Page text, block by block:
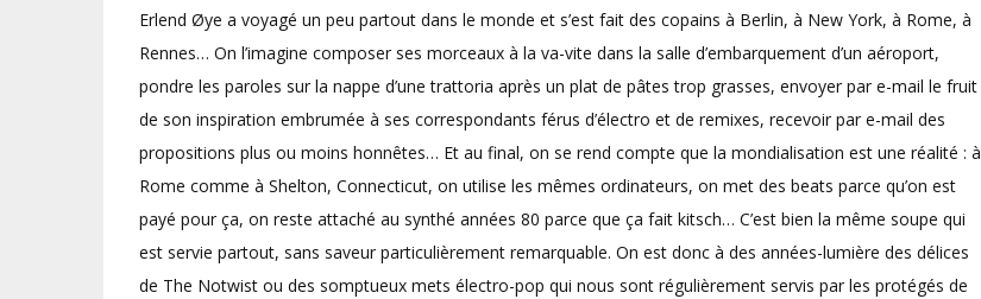
Erlend Øye a voyagé un peu partout dans le monde et s’est fait des copains à Berlin, à New York, à Rome, à
Rennes… On l’imagine composer ses morceaux à la va-vite dans la salle d’embarquement d’un aéroport,
pondre les paroles sur la nappe d’une trattoria après un plat de pâtes trop grasses, envoyer par e-mail le fruit
de son inspiration embrumée à ses correspondants férus d’électro et de remixes, recevoir par e-mail des
propositions plus ou moins honnêtes… Et au final, on se rend compte que la mondialisation est une réalité : à
Rome comme à Shelton, Connecticut, on utilise les mêmes ordinateurs, on met des beats parce qu’on est
payé pour ça, on reste attaché au synthé années 80 parce que ça fait kitsch… C’est bien la même soupe qui
est servie partout, sans saveur particulièrement remarquable. On est donc à des années-lumière des délices
de The Notwist ou des somptueux mets électro-pop qui nous sont régulièrement servis par les protégés de